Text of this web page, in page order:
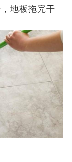
地板拖完干